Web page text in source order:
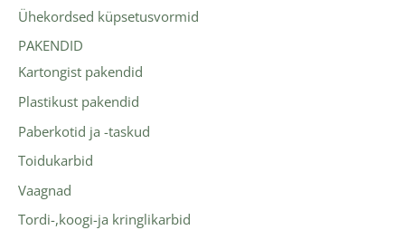
Ühekordsed küpsetusvormid
PAKENDID
Kartongist pakendid
Plastikust pakendid
Paberkotid ja -taskud
Toidukarbid
Vaagnad
Tordi-,koogi-ja kringlikarbid